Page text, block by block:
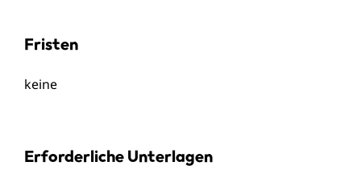
Fristen
keine
Erforderliche Unterlagen